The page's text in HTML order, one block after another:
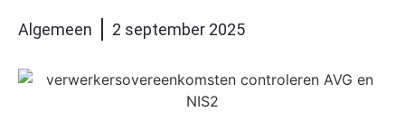
Algemeen 2 september 2025